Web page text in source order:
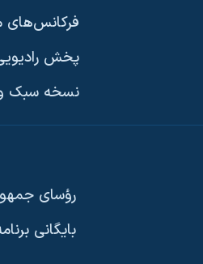
فرکانس‌های
پخش
نسخه سبک
رؤسای
بایگانی